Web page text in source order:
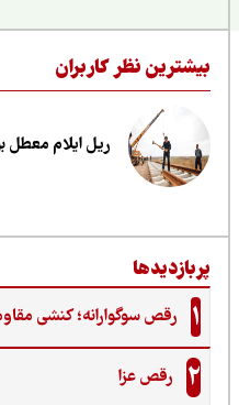
نظر کاربران
ریل ایلام معطل بودجه
رقص سوگوارانه؛ کنشی مقاومتی
رقص عزا